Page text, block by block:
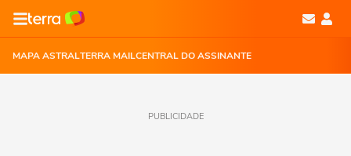
MAPA ASTRALTERRA MAILCENTRAL DO ASSINANTE
PUBLICIDADE